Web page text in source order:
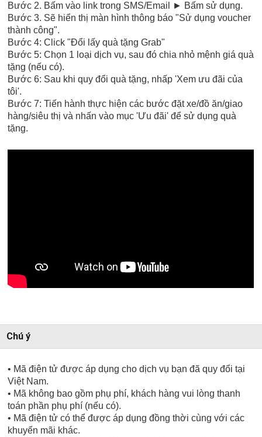
Bước 2. Bấm vào link trong SMS/Email ► Bấm sử dụng.
Bước3. Sẽ hiển thị màn hình thông báo "Sử dụng voucher
thành công".
Bước 4: Click "Đổi lấy quà tặng Grab"
Bước 5:Chọn 1 loại dịch vụ, sau đó chia nhỏ mệnh giá quà
tặng (nếu có).
Bước 6: Sau khi quy đổi quà tặng, nhấp 'Xem ưu đãi của
tôi'.
Bước 7:Tiến hành thực hiện các bướcđặt xe/đồ ăn/giao
hàng/siêu thị và nhấn vào mục 'Ưu đãi' để sử dụng quà
tặng.
Chú ý
• Mã điện tử được áp dụng cho dịch vụ bạn đã quy đổi tại
Việt Nam.
• Mã không bao gồm phụ phí, khách hàng vui lòng thanh
toán phần phụ phí (nếu có).
• Mã điện tử có thể được áp dụng đồng thời cùng với các
khuyến mãi khác.